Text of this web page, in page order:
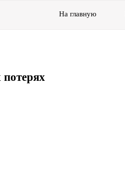
На главную